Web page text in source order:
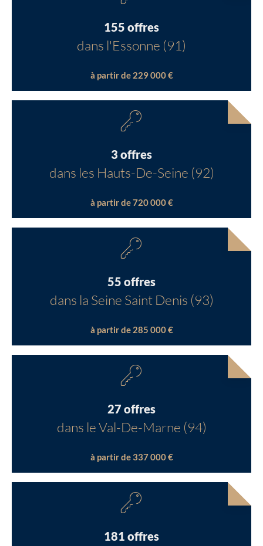
155 offres
dans l'Essonne (91)
à partir de 229 000 €
3 offres
dans les Hauts-De-Seine (92)
à partir de 720 000 €
55 offres
dans la Seine Saint Denis (93)
à partir de 285 000 €
27 offres
dans le Val-De-Marne (94)
à partir de 337 000 €
181 offres